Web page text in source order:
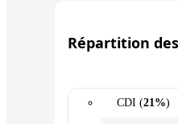
Répartition
CDI (21%)